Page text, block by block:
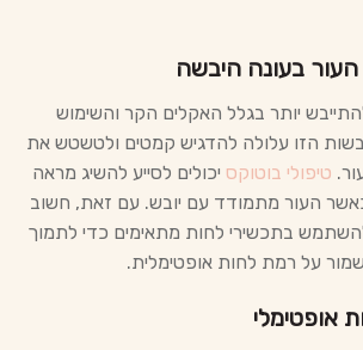
יותר בגלל האקלים הקר והשימוש
הזו עלולה להדגיש קמטים ולטשטש את
טיפולי בוטוקס יכולים לסייע להשיג מראה
כאשר העור מתמודד עם יובש. עם זאת, חשוב
בתכשירי לחות מתאימים כדי לתמוך
על רמת לחות אופטימלית.